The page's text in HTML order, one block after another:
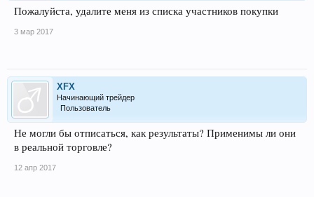
Пожалуйста, удалите меня из списка участников покупки
3 мар 2017
XFX
Начинающий трейдер
Пользователь
Не могли бы отписаться, как результаты? Применимы ли они
в реальной торговле?
12 апр 2017